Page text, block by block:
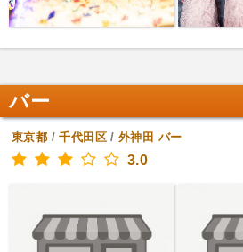
バー
東京都 /千代田区/外神田 バー
3.0